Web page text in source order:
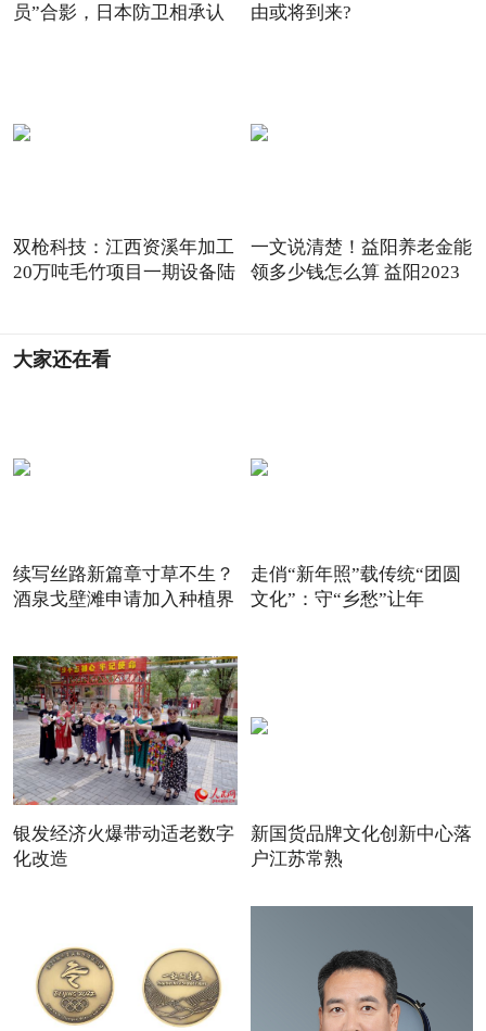
员”合影，日本防卫相承认
由或将到来?
双枪科技：江西资溪年加工
20万吨毛竹项目一期设备陆
一文说清楚！益阳养老金能
领多少钱怎么算 益阳2023
大家还在看
续写丝路新篇章寸草不生？
酒泉戈壁滩申请加入种植界
走俏“新年照”载传统“团圆
文化”：守“乡愁”让年
银发经济火爆带动适老数字
化改造
新国货品牌文化创新中心落
户江苏常熟